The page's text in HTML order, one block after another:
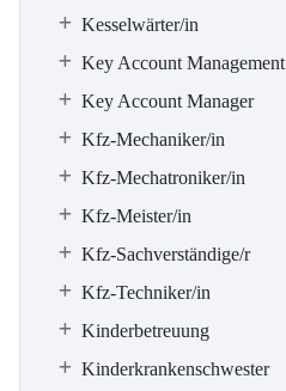
Kesselwärter/in
Key Account Management
Key Account Manager
Kfz-Mechaniker/in
Kfz-Mechatroniker/in
Kfz-Meister/in
Kfz-Sachverständige/r
Kfz-Techniker/in
Kinderbetreuung
Kinderkrankenschwester